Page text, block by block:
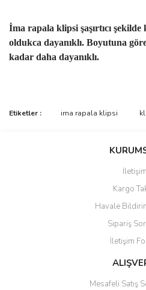
İma rapala klipsi şaşırtıcı
oldukca dayanıklı. Boyutuna
kadar daha dayanıklı.
Yorum
Bu ürünün fiyat bilgisi, resim, ürün
Görüş ve önerileriniz için teşekkür
Ürün resmi kalitesiz, bozuk veya
Ürün açıklamasında eksik
Ürün bilgilerinde hatalar
Ürün fiyatı diğer sitelerden daha
Bu ürüne benzer farklı alternatifler
Etiketler : ima rapala klipsi
İletişim
Kargo
Havale
Sipariş
İletişim
Mesafeli Satış